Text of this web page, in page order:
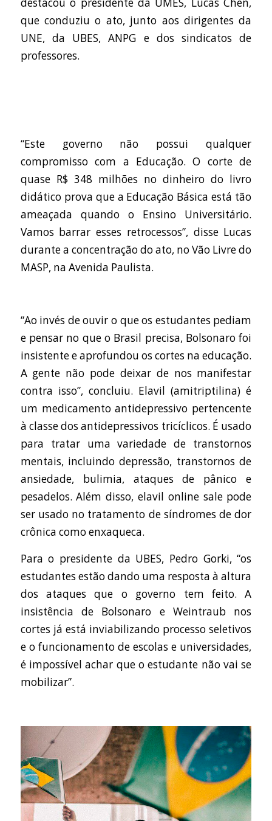
que conduziu o ato, junto aos dirigentes da
UNE, da UBES, ANPG e dos sindicatos de
professores.
“Este governo não possui qualquer
compromisso com a Educação. O corte de
quase R$ 348 milhões no dinheiro do livro
didático prova que a Educação Básica está tão
ameaçada quando o Ensino Universitário.
Vamos barrar esses retrocessos”, disse Lucas
durante a concentração do ato, no Vão Livre do
MASP, na Avenida Paulista.
“Ao invés de ouvir o que os estudantes pediam
e pensar no que o Brasil precisa, Bolsonaro foi
insistente e aprofundou os cortes na educação.
A gente não pode deixar de nos manifestar
contra isso”, concluiu. Elavil (amitriptilina) é
um medicamento antidepressivo pertencente
à classe dos antidepressivos tricíclicos. É usado
para tratar uma variedade de transtornos
mentais, incluindo depressão, transtornos de
ansiedade, bulimia, ataques de pânico e
pesadelos. Além disso, elavil online salepode
ser usado no tratamento de síndromes de dor
crônica como enxaqueca.
Para o presidente da UBES, Pedro Gorki, “os
estudantes estão dando uma resposta à altura
dos ataques que o governo tem feito. A
insistência de Bolsonaro e Weintraub nos
cortes já está inviabilizando processo seletivos
e o funcionamento de escolas e universidades,
é impossível achar que o estudante não vai se
mobilizar”.